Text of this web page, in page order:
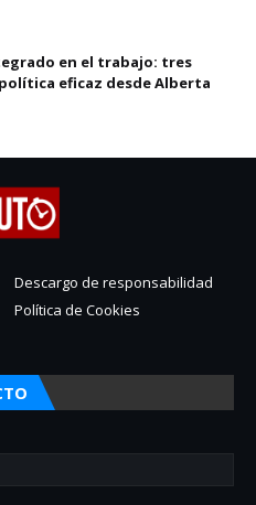
en el trabajo: tres
eficaz desde Alberta
Descargo de responsabilidad
Política de Cookies